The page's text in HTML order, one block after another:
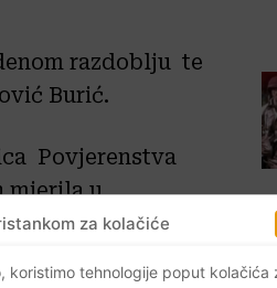
za kolačiće
koristimo tehnologije poput kolačića
razdoblju te
Burić.
Povjerenstva
mjerila u
Europskoj
otkako je